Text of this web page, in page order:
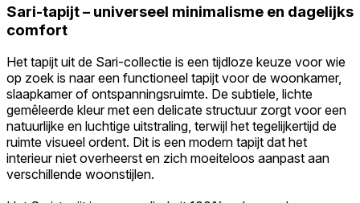
Sari-tapijt – universeel minimalisme en dagelijks
comfort
Het tapijt uit de Sari-collectie is een tijdloze keuze voor wie
op zoek is naar een functioneel tapijt voor de woonkamer,
slaapkamer of ontspanningsruimte. De subtiele, lichte
gemêleerde kleur met een delicate structuur zorgt voor een
natuurlijke en luchtige uitstraling, terwijl het tegelijkertijd de
ruimte visueel ordent. Dit is een modern tapijt dat het
interieur niet overheerst en zich moeiteloos aanpast aan
verschillende woonstijlen.